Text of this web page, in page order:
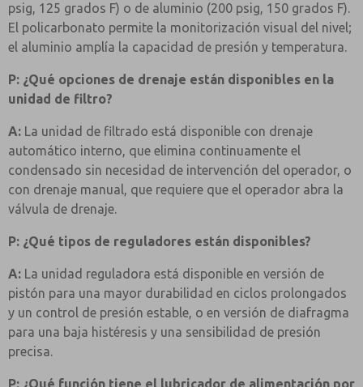
psig, 125 grados F) o de aluminio (200 psig, 150 grados F).
El policarbonato permite la monitorización visual del nivel;
el aluminio amplía la capacidad de presión y temperatura.
P: ¿Qué opciones de drenaje están disponibles en la
unidad de filtro?
A: La unidad de filtrado está disponible con drenaje
automático interno, que elimina continuamente el
condensado sin necesidad de intervención del operador, o
con drenaje manual, que requiere que el operador abra la
válvula de drenaje.
P: ¿Qué tipos de reguladores están disponibles?
A: La unidad reguladora está disponible en versión de
pistón para una mayor durabilidad en ciclos prolongados
y un control de presión estable, o en versión de diafragma
para una baja histéresis y una sensibilidad de presión
precisa.
P: ¿Qué función tiene el lubricador de alimentación por